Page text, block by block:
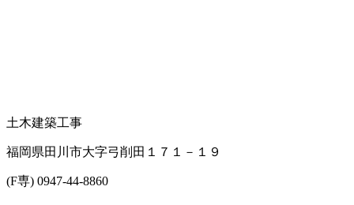
土木建築工事
福岡県田川市大字弓削田１７１－１９
(F専) 0947-44-8860